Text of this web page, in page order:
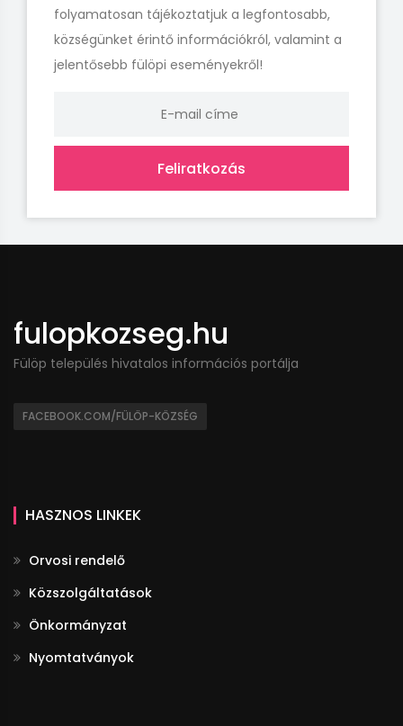
folyamatosan tájékoztatjuk a legfontosabb,
községünket érintő információkról, valamint a
jelentősebb fülöpi eseményekről!
Feliratkozás
fulopkozseg.hu
Fülöp település hivatalos információs portálja
FACEBOOK.COM/FÜLÖP-KÖZSÉG
HASZNOS LINKEK
Orvosi rendelő
Közszolgáltatások
Önkormányzat
Nyomtatványok